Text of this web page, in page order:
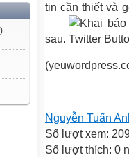
)
tin cần thiết và
sau.
Nguyễn Tuấn
Số lượt xem:
Số lượt thích: 0